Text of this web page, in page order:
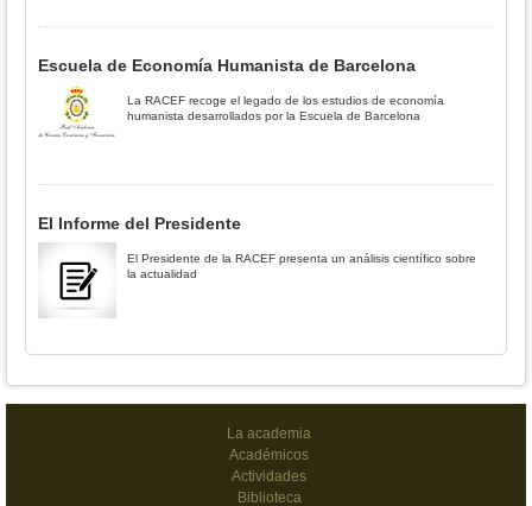
Escuela de Economía Humanista de Barcelona
La RACEF recoge el legado de los estudios de economía
humanista desarrollados por la Escuela de Barcelona
El Informe del Presidente
El Presidente de la RACEF presenta un análisis científico sobre
la actualidad
La academia
Académicos
Actividades
Biblioteca